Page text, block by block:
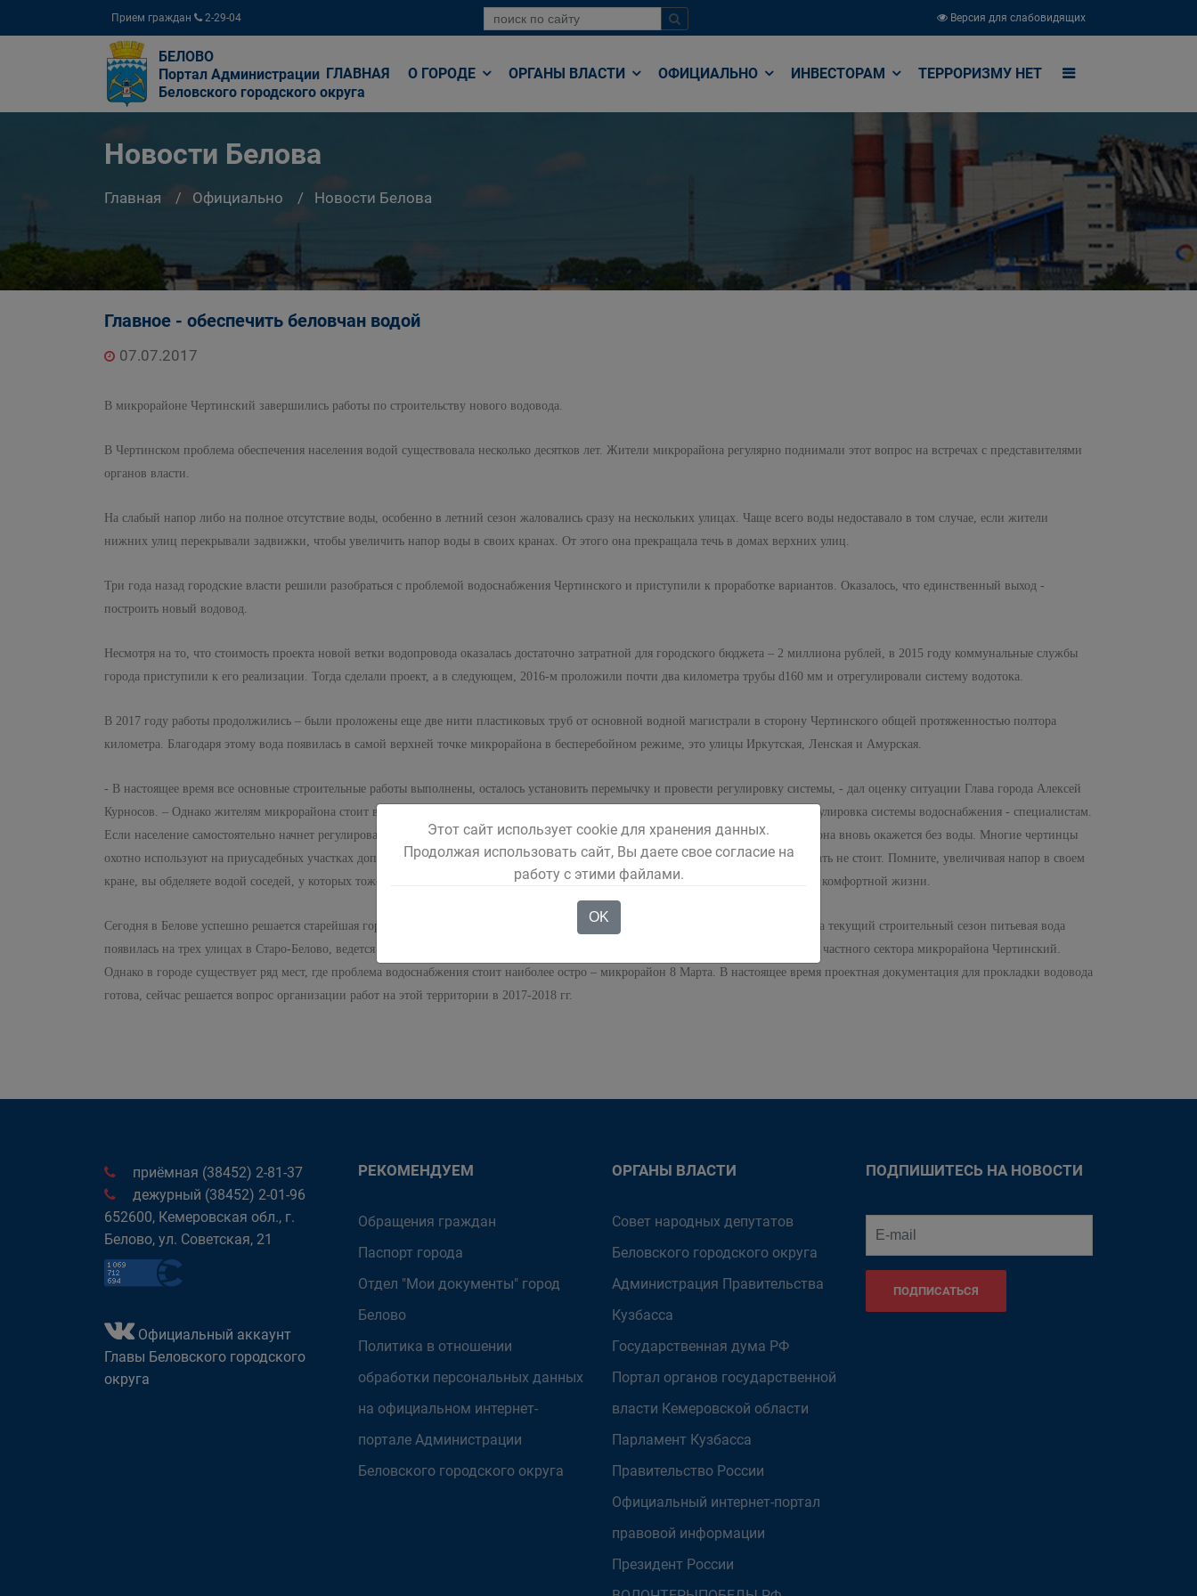
Прием граждан 2-29-04 Версия для слабовидящих
БЕЛОВО
Портал Администрации
Беловского городского округа
ГЛАВНАЯ О ГОРОДЕ ОРГАНЫ ВЛАСТИ ОФИЦИАЛЬНО ИНВЕСТОРАМ ТЕРРОРИЗМУ НЕТ
Новости Белова
Главная Официально Новости Белова
Главное - обеспечить беловчан водой
07.07.2017
В микрорайоне Чертинский завершились работы по строительству нового водовода.
В Чертинском проблема обеспечения населения водой существовала несколько десятков лет. Жители микрорайона регулярно поднимали этот вопрос на встречах с представителями
органов власти.
На слабый напор либо на полное отсутствие воды, особенно в летний сезон жаловались сразу на нескольких улицах. Чаще всего воды недоставало в том случае, если жители
нижних улиц перекрывали задвижки, чтобы увеличить напор воды в своих кранах. От этого она прекращала течь в домах верхних улиц.
Три года назад городские власти решили разобраться с проблемой водоснабжения Чертинского и приступили к проработке вариантов. Оказалось, что единственный выход -
построить новый водовод.
Несмотря на то, что стоимость проекта новой ветки водопровода оказалась достаточно затратной для городского бюджета – 2 миллиона рублей, в 2015 году коммунальные службы
города приступили к его реализации. Тогда сделали проект, а в следующем, 2016-м проложили почти два километра трубы d160 мм и отрегулировали систему водотока.
В 2017 году работы продолжились – были проложены еще две нити пластиковых труб от основной водной магистрали в сторону Чертинского общей протяженностью полтора
километра. Благодаря этому вода появилась в самой верхней точке микрорайона в бесперебойном режиме, это улицы Иркутская, Ленская и Амурская.
- В настоящее время все основные строительные работы выполнены, осталось установить перемычку и провести регулировку системы, - дал оценку ситуации Глава города Алексей
Курносов. – Однако жителям микрорайона стоит вынести урок из сложившейся ситуации и доверить такую важную задачу, как регулировка системы водоснабжения - специалистам.
Если население самостоятельно начнет регулировать напор, вмешиваясь в отлаженную работу системы, добрая половина микрорайона вновь окажется без воды. Многие чертинцы
охотно используют на приусадебных участках дополнительные технические средства забора воды – насосы, «вертушки». Этого делать не стоит. Помните, увеличивая напор в своем
кране, вы обделяете водой соседей, у которых тоже есть дом, семья и хозяйство, и которым вода также необходима для нормальной, комфортной жизни.
Сегодня в Белове успешно решается старейшая городская проблема – обеспечение водой жителей отдаленных территорий города. За текущий строительный сезон питьевая вода
появилась на трех улицах в Старо-Белово, ведется строительство водовода в селе Заречном, полностью обеспечено водой население частного сектора микрорайона Чертинский.
Однако в городе существует ряд мест, где проблема водоснабжения стоит наиболее остро – микрорайон 8 Марта. В настоящее время проектная документация для прокладки водовода
готова, сейчас решается вопрос организации работ на этой территории в 2017-2018 гг.
приёмная (38452) 2-81-37
дежурный (38452) 2-01-96
652600, Кемеровская обл., г.
Белово, ул. Советская, 21
Официальный аккаунт
Главы Беловского городского
округа
РЕКОМЕНДУЕМ
Обращения граждан
Паспорт города
Отдел "Мои документы" город
Белово
Политика в отношении
обработки персональных данных
на официальном интернет-
портале Администрации
Беловского городского округа
ОРГАНЫ ВЛАСТИ
Совет народных депутатов
Беловского городского округа
Администрация Правительства
Кузбасса
Государственная дума РФ
Портал органов государственной
власти Кемеровской области
Парламент Кузбасса
Правительство России
Официальный интернет-портал
правовой информации
Президент России
ПОДПИШИТЕСЬ НА НОВОСТИ
ПОДПИСАТЬСЯ
Этот сайт использует cookie для хранения данных.
Продолжая использовать сайт, Вы даете свое согласие на
работу с этими файлами.
OK